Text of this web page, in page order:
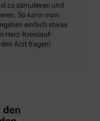
zu stimulieren und
So kann man
einfach etwas
Herz-Kreislauf-
Arzt fragen!